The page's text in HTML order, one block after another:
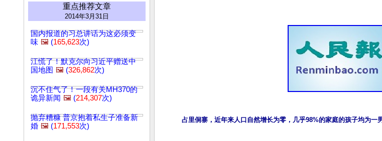
重点推荐文章
2014年3月31日
国内报道的习总讲话为这必须变
味 🖼️ (165,623次)
江慌了！默克尔向习近平赠送中
国地图 🖼️ (326,862次)
沉不住气了！一段有关MH370的
诡异新闻 🖼️ (214,307次)
抛弃糟糠 普京抱着私生子准备新
婚 🖼️ (171,553次)